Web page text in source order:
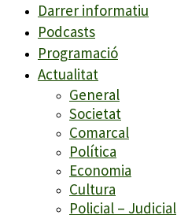
Darrer informatiu
Podcasts
Programació
Actualitat
General
Societat
Comarcal
Política
Economia
Cultura
Policial – Judicial